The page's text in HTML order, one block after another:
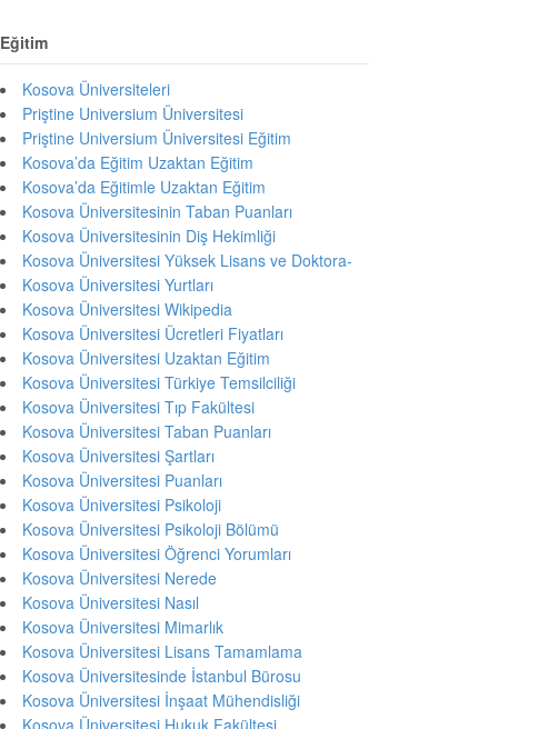
Eğitim
Kosova Üniversiteleri
Priştine Universium Üniversitesi
Priştine Universium Üniversitesi Eğitim
Kosova’da Eğitim Uzaktan Eğitim
Kosova’da Eğitimle Uzaktan Eğitim
Kosova Üniversitesinin Taban Puanları
Kosova Üniversitesinin Diş Hekimliği
Kosova Üniversitesi Yüksek Lisans ve Doktora-
Kosova Üniversitesi Yurtları
Kosova Üniversitesi Wikipedia
Kosova Üniversitesi Ücretleri Fiyatları
Kosova Üniversitesi Uzaktan Eğitim
Kosova Üniversitesi Türkiye Temsilciliği
Kosova Üniversitesi Tıp Fakültesi
Kosova Üniversitesi Taban Puanları
Kosova Üniversitesi Şartları
Kosova Üniversitesi Puanları
Kosova Üniversitesi Psikoloji
Kosova Üniversitesi Psikoloji Bölümü
Kosova Üniversitesi Öğrenci Yorumları
Kosova Üniversitesi Nerede
Kosova Üniversitesi Nasıl
Kosova Üniversitesi Mimarlık
Kosova Üniversitesi Lisans Tamamlama
Kosova Üniversitesinde İstanbul Bürosu
Kosova Üniversitesi İnşaat Mühendisliği